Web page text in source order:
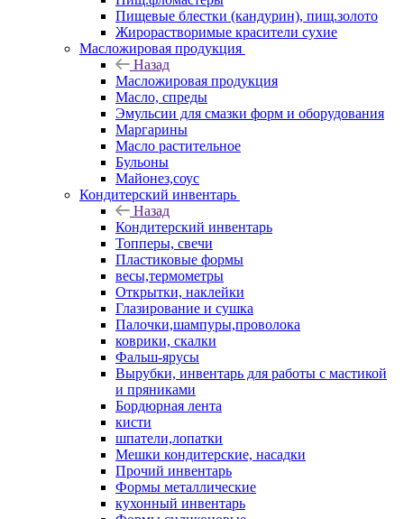
Пищевые блестки (кандурин), пищ.золото
Жирорастворимые красители сухие
Масложировая продукция
Назад
Масложировая продукция
Масло, спреды
Эмульсии для смазки форм и оборудования
Маргарины
Масло растительное
Бульоны
Майонез,соус
Кондитерский инвентарь
Назад
Кондитерский инвентарь
Топперы, свечи
Пластиковые формы
весы,термометры
Открытки, наклейки
Глазирование и сушка
Палочки,шампуры,проволока
коврики, скалки
Фальш-ярусы
Вырубки, инвентарь для работы с мастикой
и пряниками
Бордюрная лента
кисти
шпатели,лопатки
Мешки кондитерские, насадки
Прочий инвентарь
Формы металлические
кухонный инвентарь